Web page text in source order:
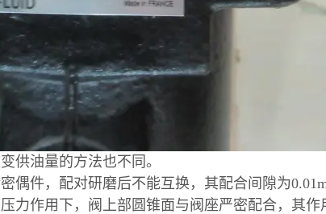
供油量的方法也不同。
偶件，配对研磨后不能互换，其配合间隙为
力作用下，阀上部圆锥面与阀座严密配合，其